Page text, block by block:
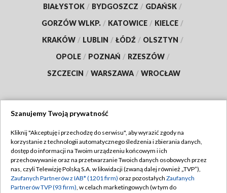
BIAŁYSTOK / BYDGOSZCZ / GDAŃSK /
GORZÓW WLKP. / KATOWICE / KIELCE /
KRAKÓW / LUBLIN / ŁÓDŹ / OLSZTYN /
OPOLE / POZNAŃ / RZESZÓW /
SZCZECIN / WARSZAWA / WROCŁAW
TVP
Abonament TVP
Emisja w TVP
Regulamin TVP
Polityka prywatności
Szanujemy Twoją prywatność
Kliknij "Akceptuję i przechodzę do serwisu", aby wyrazić zgody na
korzystanie z technologii automatycznego śledzenia i zbierania danych,
dostęp do informacji na Twoim urządzeniu końcowym i ich
przechowywanie oraz na przetwarzanie Twoich danych osobowych przez
nas, czyli Telewizję Polską S.A. w likwidacji (zwaną dalej również „TVP”),
Zaufanych Partnerów z IAB* (1201 firm) oraz pozostałych Zaufanych
Partnerów TVP (93 firm), w celach marketingowych (w tym do